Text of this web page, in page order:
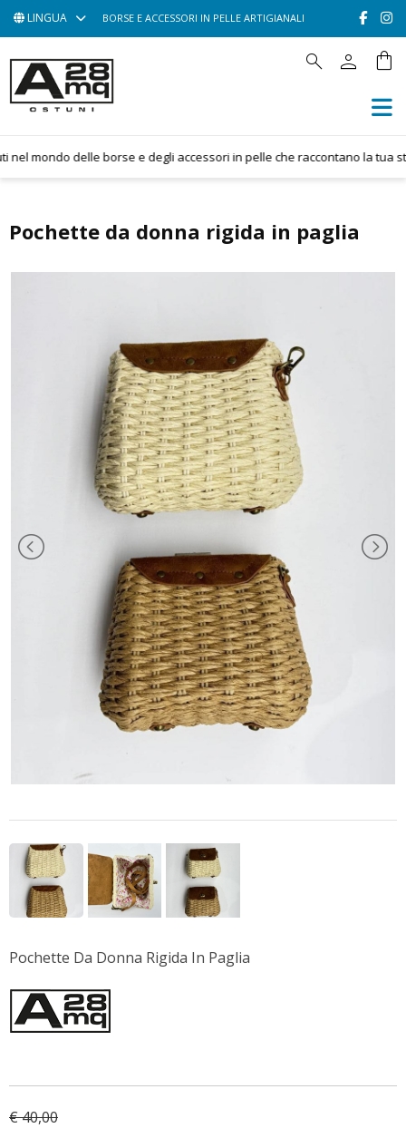
HOME
ACCESSORI
LINGUA BORSE E ACCESSORI IN PELLE ARTIGIANALI
search person shopping_bag
mondo delle borse e degli accessori in pelle che raccontano la tua
Pochette da donna rigida in paglia
Pochette Da Donna Rigida In Paglia
€ 40,00